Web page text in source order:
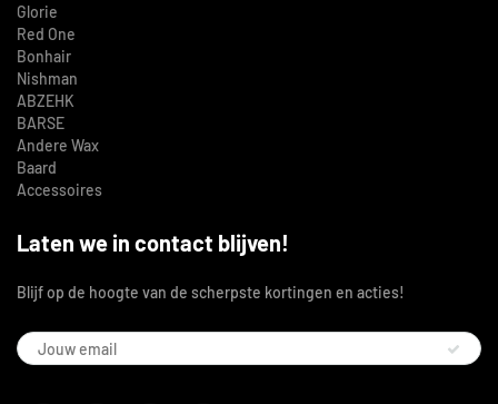
Glorie
Red One
Bonhair
Nishman
ABZEHK
BARSE
Andere Wax
Baard
Accessoires
Laten we in contact blijven!
Blijf op de hoogte van de scherpste kortingen en acties!